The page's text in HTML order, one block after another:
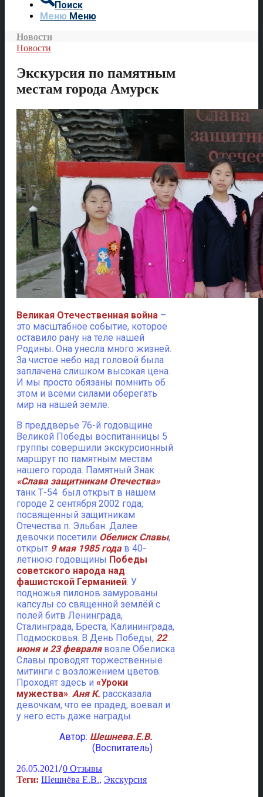
Поиск
Меню Меню
Новости
Новости
Экскурсия по памятным
местам города Амурск
Великая Отечественная война –
это масштабное событие, которое
оставило рану на теле нашей
Родины. Она унесла много жизней.
За чистое небо над головой была
заплачена слишком высокая цена.
И мы просто обязаны помнить об
этом и всеми силами оберегать
мир на нашей земле.
В преддверье 76-й годовщине
Великой Победы воспитанницы 5
группы совершили экскурсионный
маршрут по памятным местам
нашего города. Памятный Знак
«Слава защитникам Отечества»
танк Т-54 был открыт в нашем
городе 2 сентября 2002 года,
посвященный защитникам
Отечества п. Эльбан. Далее
девочки посетили Обелиск Славы,
открыт 9 мая 1985 годав 40-
летнюю годовщины Победы
советского народа над
фашистской Германией. У
подножья пилонов замурованы
капсулы со священной землёй с
полей битв Ленинграда,
Сталинграда, Бреста, Калининграда,
Подмосковья. В День Победы, 22
июня и 23 февраля возле Обелиска
Славы проводят торжественные
митинги с возложением цветов.
Проходят здесь и «Уроки
мужества». Аня К. рассказала
девочкам, что ее прадед, воевал и
у него есть даже награды.
Автор: Шешнева.Е.В.
(Воспитатель)
26.05.2021/0 Отзывы
Теги: Шешнёва Е.В., Экскурсия